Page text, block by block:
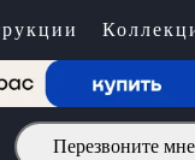
Перезвоните мне